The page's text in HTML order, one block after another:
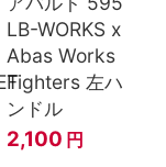
LB-WORKS x
Abas Works
Fighters 左ハ
ンドル
2,100 円